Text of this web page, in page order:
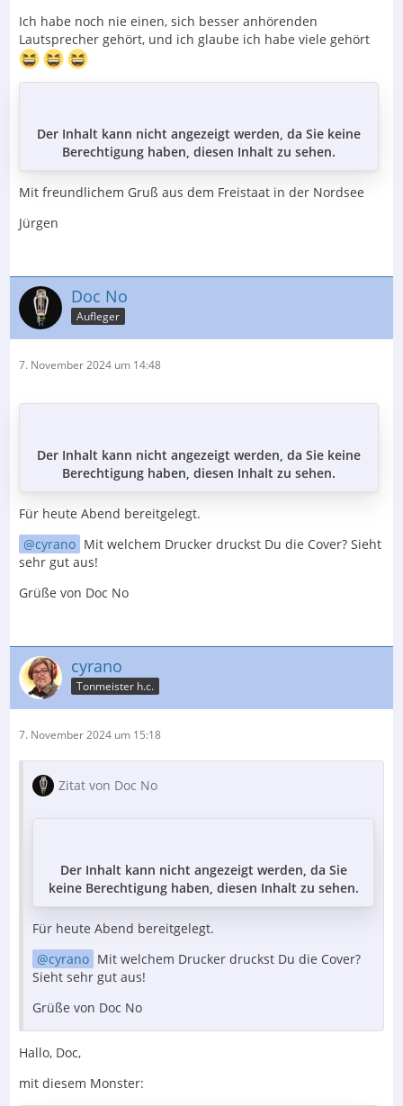
Ich habe noch nie einen, sich besser anhörenden
Lautsprecher gehört, und ich glaube ich habe viele gehört
Der Inhalt kann nicht angezeigt werden, da Sie keine
Berechtigung haben, diesen Inhalt zu sehen.
Mit freundlichem Gruß aus dem Freistaat in der Nordsee
Jürgen
Doc No
Aufleger
7. November 2024 um 14:48
Der Inhalt kann nicht angezeigt werden, da Sie keine
Berechtigung haben, diesen Inhalt zu sehen.
Für heute Abend bereitgelegt.
cyrano Mit welchem Drucker druckst Du die Cover? Sieht
sehr gut aus!
Grüße von Doc No
cyrano
Tonmeister h.c.
7. November 2024 um 15:18
Zitat von Doc No
Der Inhalt kann nicht angezeigt werden, da Sie
keine Berechtigung haben, diesen Inhalt zu sehen.
Für heute Abend bereitgelegt.
cyrano Mit welchem Drucker druckst Du die Cover?
Sieht sehr gut aus!
Grüße von Doc No
Hallo, Doc,
mit diesem Monster: